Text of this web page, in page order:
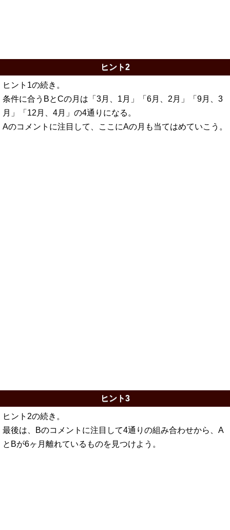
ヒント2
ヒント1の続き。
条件に合うBとCの月は「3月、1月」「6月、2月」「9月、3
月」「12月、4月」の4通りになる。
Aのコメントに注目して、ここにAの月も当てはめていこう。
ヒント3
ヒント2の続き。
最後は、Bのコメントに注目して4通りの組み合わせから、A
とBが6ヶ月離れているものを見つけよう。